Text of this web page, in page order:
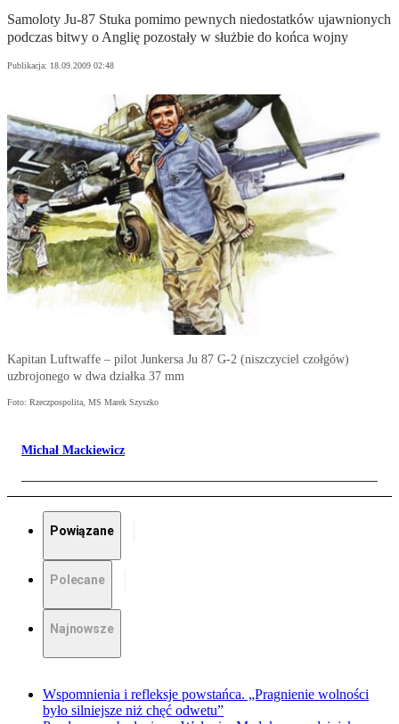
Samoloty Ju-87 Stuka pomimo pewnych niedostatków ujawnionych
podczas bitwy o Anglię pozostały w służbie do końca wojny
Publikacja: 18.09.2009 02:48
Kapitan Luftwaffe – pilot Junkersa Ju 87 G-2 (niszczyciel czołgów)
uzbrojonego w dwa działka 37 mm
Foto: Rzeczpospolita, MS Marek Szyszko
Michał Mackiewicz
Powiązane
Polecane
Najnowsze
Wspomnienia i refleksje powstańca. „Pragnienie wolności
było silniejsze niż chęć odwetu”